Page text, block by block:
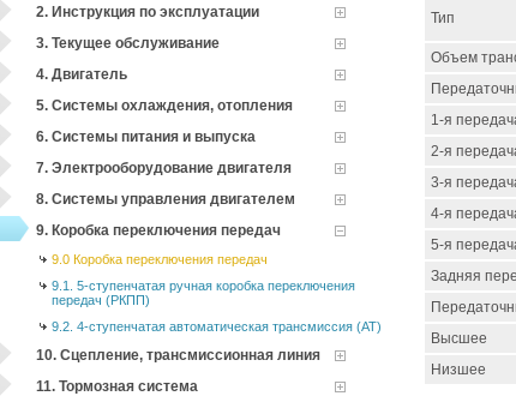
2. Инструкция по эксплуатации
3. Текущее обслуживание
4. Двигатель
5. Системы охлаждения, отопления
6. Системы питания и выпуска
7. Электрооборудование двигателя
8. Системы управления двигателем
9. Коробка переключения передач
9.0 Коробка переключения передач
9.1. 5-ступенчатая ручная коробка переключения
передач (РКПП)
9.2. 4-ступенчатая автоматическая трансмиссия (АТ)
10. Сцепление, трансмиссионная линия
11. Тормозная система
Тип
Объем
1-я
2-я
3-я
4-я
5-я
Задняя
Высшее
Низшее